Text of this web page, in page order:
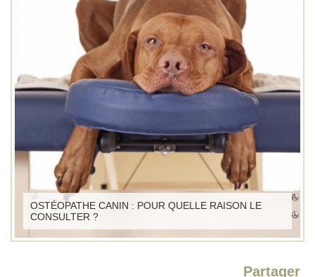
OSTÉOPATHE CANIN : POUR QUELLE RAISON LE
CONSULTER ?
Partager